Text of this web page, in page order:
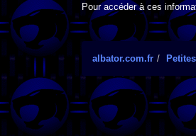
Pour accéder à ces
albator.com.fr